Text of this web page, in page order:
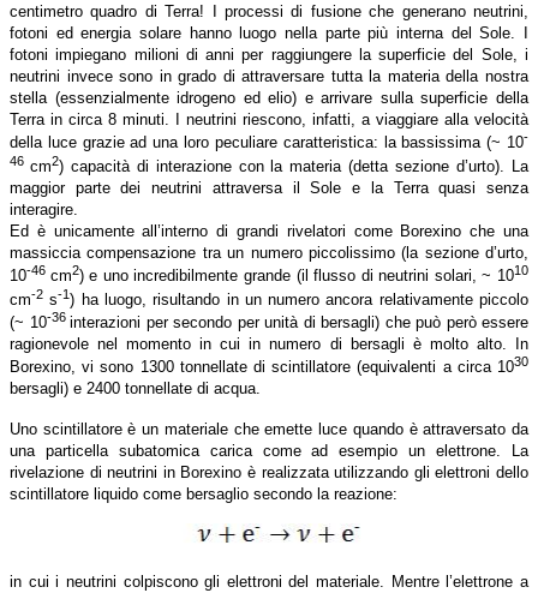
centimetro quadro di Terra! I processi di fusione che generano neutrini,
fotoni ed energia solare hanno luogo nella parte più interna del Sole. I
fotoni impiegano milioni di anni per raggiungere la superficie del Sole, i
neutrini invece sono in grado di attraversare tutta la materia della nostra
stella (essenzialmente idrogeno ed elio) e arrivare sulla superficie della
Terra in circa 8 minuti. I neutrini riescono, infatti, a viaggiare alla velocità
della luce grazie ad una loro peculiare caratteristica: la bassissima (~ 10-
46 cm2) capacità di interazione con la materia (detta sezione d’urto). La
maggior parte dei neutrini attraversa il Sole e la Terra quasi senza
interagire.
Ed è unicamente all’interno di grandi rivelatori come Borexino che una
massiccia compensazione tra un numero piccolissimo (la sezione d’urto,
10-46 cm2) e uno incredibilmente grande (il flusso di neutrini solari, ~ 1010
cm-2 s-1) ha luogo, risultando in un numero ancora relativamente piccolo
(~ 10-36 interazioni per secondo per unità di bersagli) che può però essere
ragionevole nel momento in cui in numero di bersagli è molto alto. In
Borexino, vi sono 1300 tonnellate di scintillatore (equivalenti a circa 1030
bersagli) e 2400 tonnellate di acqua.
Uno scintillatore è un materiale che emette luce quando è attraversato da
una particella subatomica carica come ad esempio un elettrone. La
rivelazione di neutrini in Borexino è realizzata utilizzando gli elettroni dello
scintillatore liquido come bersaglio secondo la reazione:
in cui i neutrini colpiscono gli elettroni del materiale. Mentre l’elettrone a